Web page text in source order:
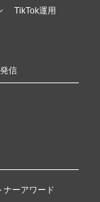
TikTok運用
信
ナーアワード